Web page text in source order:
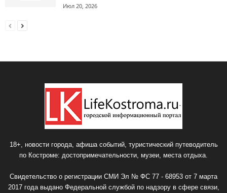
Июл 20, 2026
18+, новости города, афиша событий, туристический путеводитель
по Костроме: достопримечательности, музеи, места отдыха.
Свидетельство о регистрации СМИ Эл № ФС 77 - 68953 от 7 марта
2017 года выдано Федеральной службой по надзору в сфере связи,